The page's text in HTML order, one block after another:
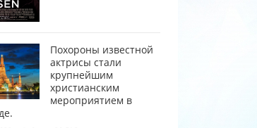
Похороны известной
актрисы стали
крупнейшим
христианским
мероприятием в